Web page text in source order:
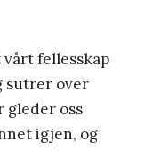
fellesskap
sutrer over
gleder oss
igjen, og